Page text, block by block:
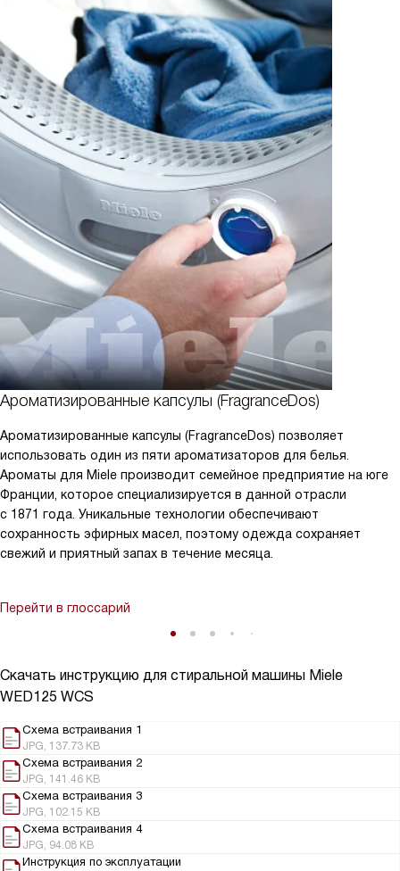
Скачать инструкцию для стиральной машины Miele
WED125 WCS
Схема встраивания 1
JPG, 137.73 KB
Схема встраивания 2
JPG, 141.46 KB
Схема встраивания 3
JPG, 102.15 KB
Схема встраивания 4
JPG, 94.08 KB
Инструкция по эксплуатации
Ароматизированные капсулы (FragranceDos)
Ароматизированные капсулы (FragranceDos) позволяет
использовать один из пяти ароматизаторов для белья.
Ароматы для Miele производит семейное предприятие на юге
Франции, которое специализируется в данной отрасли
с 1871 года. Уникальные технологии обеспечивают
сохранность эфирных масел, поэтому одежда сохраняет
свежий и приятный запах в течение месяца.
Перейти в глоссарий